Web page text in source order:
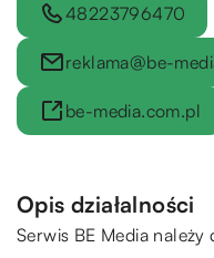
48223796470
reklama@be-
be-media.com.pl
Opis działalności
Serwis BE Media należy